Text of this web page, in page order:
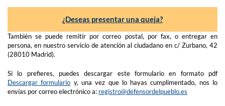
¿Deseas presentar una queja?
También se puede remitir por correo postal, por fax, o entregar en
persona, en nuestro servicio de atención al ciudadano en c/ Zurbano, 42
(28010 Madrid).
Si lo prefieres, puedes descargar este formulario en formato pdf
Descargar formulario y, una vez que lo hayas cumplimentado, nos lo
envías por correo electrónico a: registro@defensordelpueblo.es